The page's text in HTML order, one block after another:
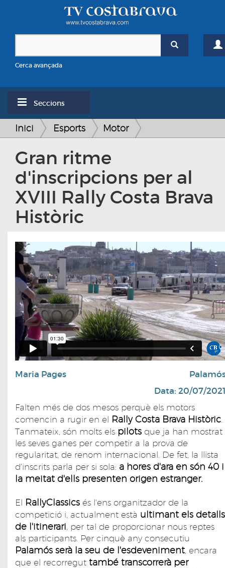
Cerca avançada
Seccions
Inici Esports Motor
Gran ritme
d'inscripcions per al
XVIII Rally Costa Brava
Històric
Maria Pages
Data: 20/07/
Falten més de dos mesos perquè els motors
comencin a rugir en el Rally Costa Brava Històric
Tanmateix, són molts els pilots que ja han mostrat
les seves ganes per competir a la prova de
regularitat, de renom internacional. De fet, la llista
d'inscrits parla per si sola: a hores d'ara en són 40 i
la meitat d'ells presenten origen estranger.
El RallyClassics és l'ens organitzador de la
competició i, actualment està ultimant els detalls
de l'itinerari , per tal de proporcionar nous reptes
als participants. Per cinquè any consecutiu
Palamós serà la seu de l'esdeveniment , encara
que el recorregut també transcorrerà per